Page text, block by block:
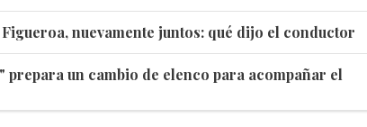
nuevamente juntos: qué dijo el conductor
prepara un cambio de elenco para acompañar el